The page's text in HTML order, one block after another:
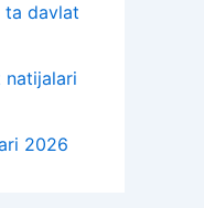
ta davlat
natijalari
2026